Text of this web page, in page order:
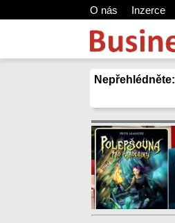
O nás Inzerce
Nepřehlédněte: